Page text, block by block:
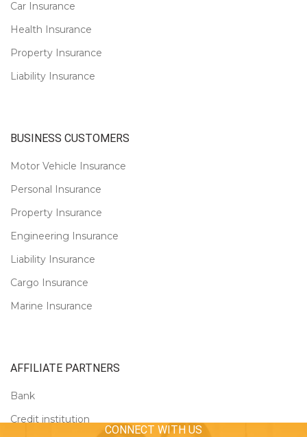
Car Insurance
Health Insurance
Property Insurance
Liability Insurance
BUSINESS CUSTOMERS
Motor Vehicle Insurance
Personal Insurance
Property Insurance
Engineering Insurance
Liability Insurance
Cargo Insurance
Marine Insurance
AFFILIATE PARTNERS
Bank
Credit institution
CONNECT WITH US